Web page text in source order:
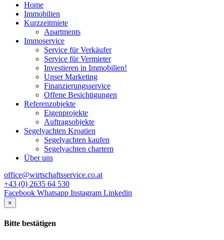
Home
Immobilien
Kurzzeitmiete
Apartments
Immoservice
Service für Verkäufer
Service für Vermieter
Investieren in Immobilien!
Unser Marketing
Finanzierungsservice
Offene Besichtigungen
Referenzobjekte
Eigenprojekte
Auftragsobjekte
Segelyachten Kroatien
Segelyachten kaufen
Segelyachten chartern
Über uns
office@wirtschaftsservice.co.at
+43 (0) 2635 64 530
Facebook Whatsapp Instagram Linkedin
×
Bitte bestätigen